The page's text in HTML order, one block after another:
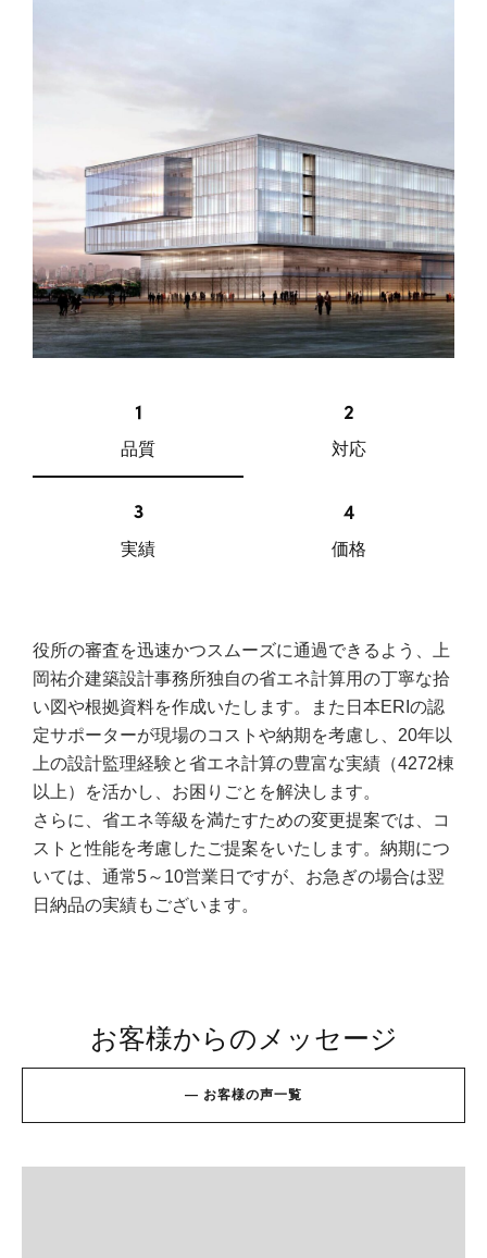
品質 対応
実績 価格
役所の審査を迅速かつスムーズに通過できるよう、上
岡祐介建築設計事務所独自の省エネ計算用の丁寧な拾
い図や根拠資料を作成いたします。また日本ERIの認
定サポーターが現場のコストや納期を考慮し、20年以
上の設計監理経験と省エネ計算の豊富な実績（4272棟
以上）を活かし、お困りごとを解決します。
さらに、省エネ等級を満たすための変更提案では、コ
ストと性能を考慮したご提案をいたします。納期につ
いては、通常5～10営業日ですが、お急ぎの場合は翌
日納品の実績もございます。
お客様からのメッセージ
— お客様の声一覧